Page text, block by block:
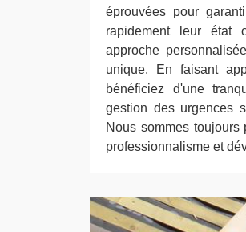
éprouvées pour
rapidement leur état
approche
unique. En faisant
bénéficiez d'une
gestion des urgences
Nous sommes
professionnalisme et